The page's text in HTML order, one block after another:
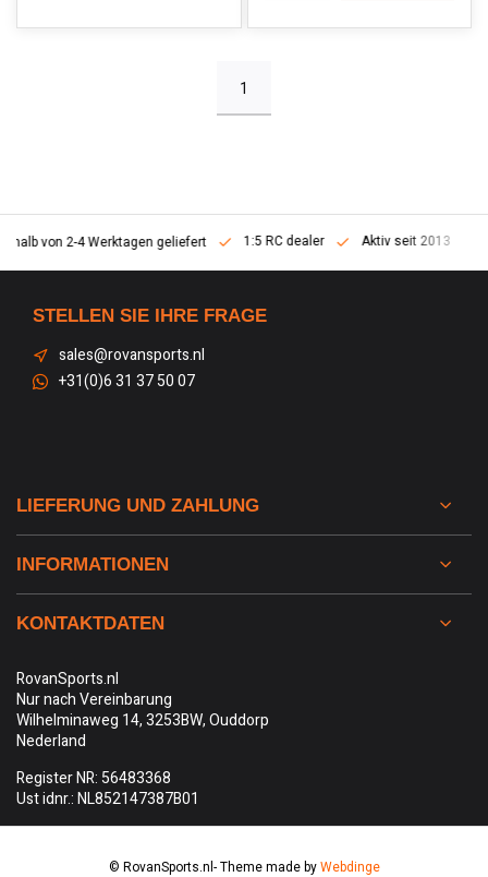
1
von 2-4 Werktagen geliefert 1:5 RC dealer Aktiv seit 2013
STELLEN SIE IHRE FRAGE
sales@rovansports.nl
+31(0)6 31 37 50 07
LIEFERUNG UND ZAHLUNG
INFORMATIONEN
KONTAKTDATEN
RovanSports.nl
Nur nach Vereinbarung
Wilhelminaweg 14, 3253BW, Ouddorp
Nederland
Register NR: 56483368
Ust idnr.: NL852147387B01
© RovanSports.nl- Theme made byWebdinge